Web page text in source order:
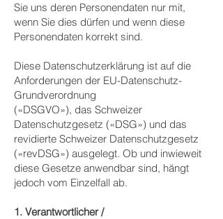
Sie uns deren Personendaten nur mit,
wenn Sie dies dürfen und wenn diese
Personendaten korrekt sind.
Diese Datenschutzerklärung ist auf die
Anforderungen der EU-Datenschutz-
Grundverordnung
(«DSGVO»), das Schweizer
Datenschutzgesetz («DSG») und das
revidierte Schweizer Datenschutzgesetz
(«revDSG») ausgelegt. Ob und inwieweit
diese Gesetze anwendbar sind, hängt
jedoch vom Einzelfall ab.
1. Verantwortlicher /